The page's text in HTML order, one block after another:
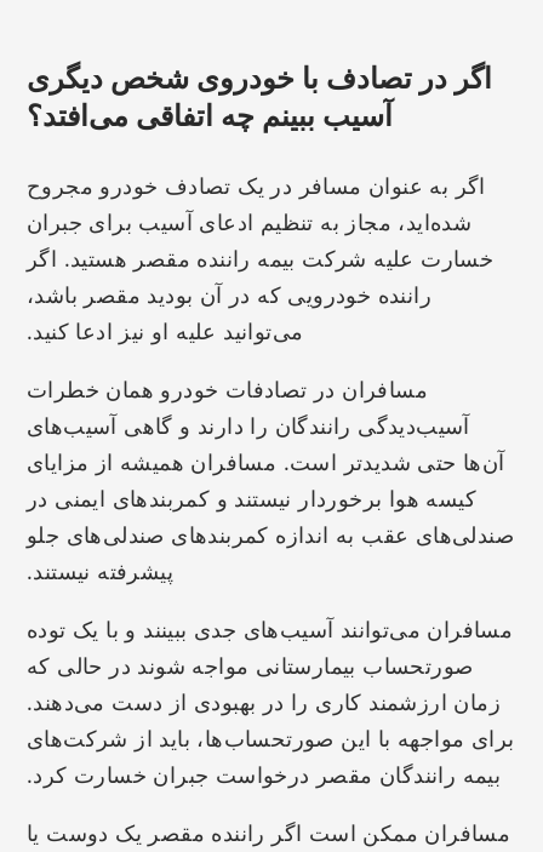
اگر در تصادف با خودروی شخص دیگری
آسیب ببینم چه اتفاقی می‌افتد؟
اگر به عنوان مسافر در یک تصادف خودرو مجروح
شده‌اید، مجاز به تنظیم ادعای آسیب برای جبران
خسارت علیه شرکت بیمه راننده مقصر هستید. اگر
راننده خودرویی که در آن بودید مقصر باشد،
می‌توانید علیه او نیز ادعا کنید.
مسافران در تصادفات خودرو همان خطرات
آسیب‌دیدگی رانندگان را دارند و گاهی آسیب‌های
آن‌ها حتی شدیدتر است. مسافران همیشه از مزایای
کیسه هوا برخوردار نیستند و کمربندهای ایمنی در
صندلی‌های عقب به اندازه کمربندهای صندلی‌های جلو
پیشرفته نیستند.
مسافران می‌توانند آسیب‌های جدی ببینند و با یک توده
صورتحساب بیمارستانی مواجه شوند در حالی که
زمان ارزشمند کاری را در بهبودی از دست می‌دهند.
برای مواجهه با این صورتحساب‌ها، باید از شرکت‌های
بیمه رانندگان مقصر درخواست جبران خسارت کرد.
مسافران ممکن است اگر راننده مقصر یک دوست یا